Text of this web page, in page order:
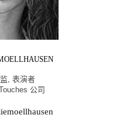
, 表演者
公司